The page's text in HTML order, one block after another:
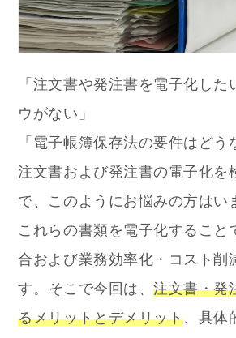
「注文書や発注書を電子化した
ウがない」
「電子帳簿保存法の要件はどう
注文書および発注書の電子化を
で、このようにお悩みの方はい
これらの書類を電子化すること
合および業務効率化・コスト削
す。 そこで今回は、注文書・発
るメリットとデメリット、具体